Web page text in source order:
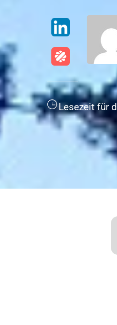
LinkedIn
malt
Lesezeit für